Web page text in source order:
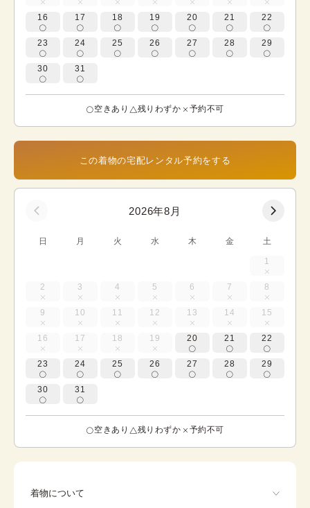
16 17 18 19 20 21 22
23 24 25 26 27 28 29
30 31
空きあり 残りわずか 予約不可
この着物の宅配レンタル予約をする
2026年8月
日 月 火 水 木 金 土
1
2 3 4 5 6 7 8
9 10 11 12 13 14 15
16 17 18 19 20 21 22
23 24 25 26 27 28 29
30 31
空きあり 残りわずか 予約不可
着物について